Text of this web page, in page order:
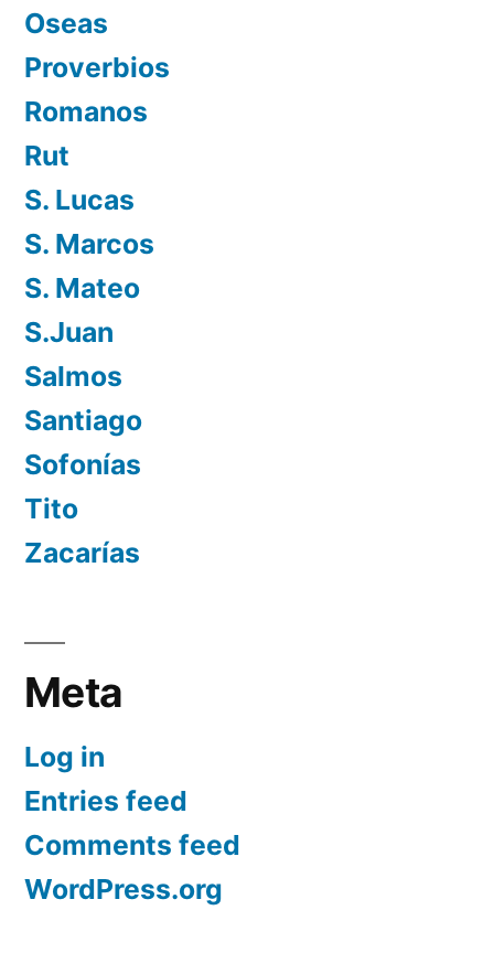
Oseas
Proverbios
Romanos
Rut
S. Lucas
S. Marcos
S. Mateo
S.Juan
Salmos
Santiago
Sofonías
Tito
Zacarías
Meta
Log in
Entries feed
Comments feed
WordPress.org